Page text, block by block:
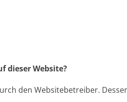
dieser Website?
den Websitebetreiber.